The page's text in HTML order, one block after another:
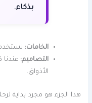
بذكاء.
الخامات:
التصاميم: عندنا
الأذواق.
هذا الجزء هو مجرد بداية